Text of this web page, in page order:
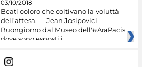
03/10/2018
Beati coloro che coltivano la voluttà
dell'attesa. — Jean Josipovici
Buongiorno dal Museo dell'#AraPacis
dove sono esposti i